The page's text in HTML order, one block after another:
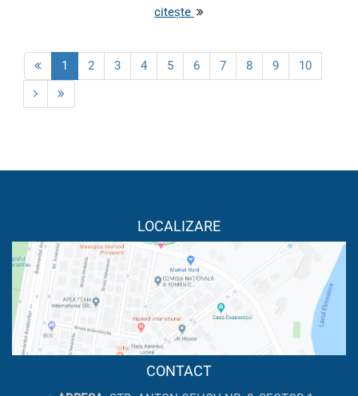
citește
1 2 3 4 5 6 7 8 9 10
LOCALIZARE
CONTACT